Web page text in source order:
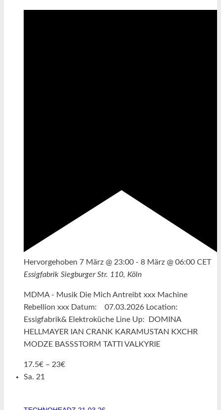
Hervorgehoben 7 März @ 23:00 - 8 März @ 06:00 CET
Essigfabrik Siegburger Str. 110, Köln
MDMA - Musik Die Mich Antreibt xxx Machine
Rebellion xxx Datum: 07.03.2026 Location:
Essigfabrik& Elektroküche Line Up: DOMINA
HELLMAYER IAN CRANK KARAMUSTAN KXCHR
MODZE BASSSTORM TATTI VALKYRIE
17.5€ – 23€
Sa. 21